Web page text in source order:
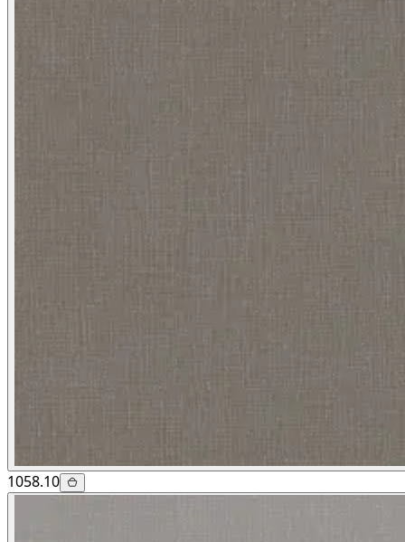
1058.10